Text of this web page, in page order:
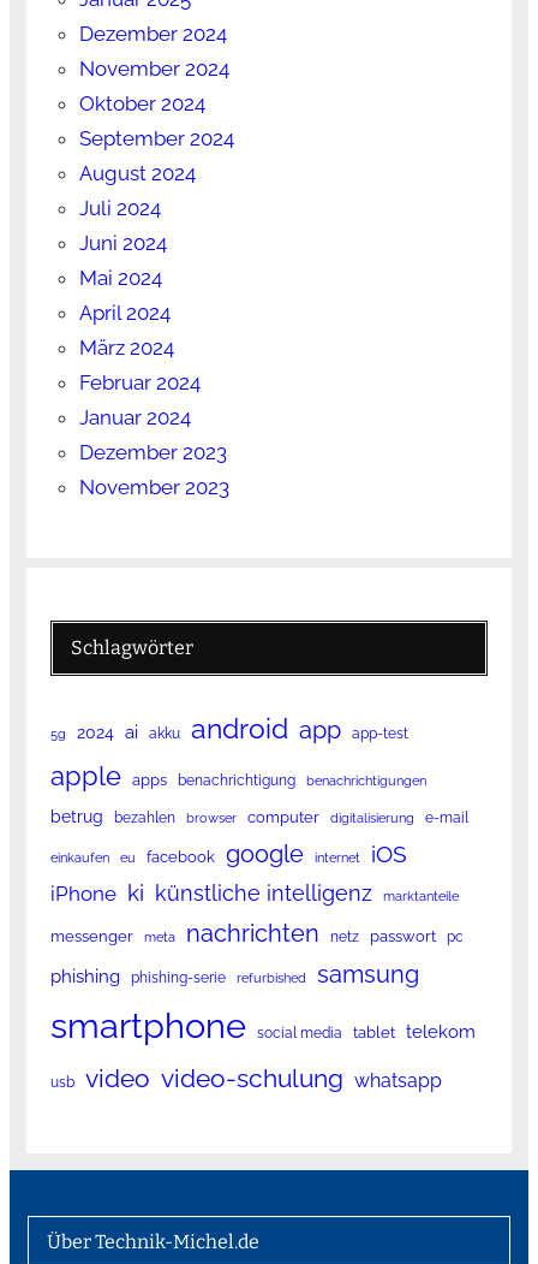
Dezember 2024
November 2024
Oktober 2024
September 2024
August 2024
Juli 2024
Juni 2024
Mai 2024
April 2024
März 2024
Februar 2024
Januar 2024
Dezember 2023
November 2023
Schlagwörter
5g 2024 ai akku android app app-test
apple apps benachrichtigung benachrichtigungen
betrug bezahlen browser computer digitalisierung e-mail
einkaufen eu facebook google internet iOS
iPhone ki künstliche intelligenz marktanteile
messenger meta nachrichten netz passwort pc
phishing phishing-serie refurbished samsung
smartphone social media tablet telekom
usb video video-schulung whatsapp
Über Technik-Michel.de